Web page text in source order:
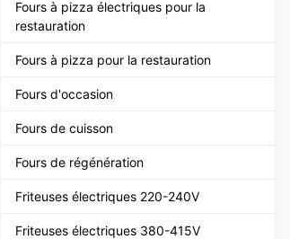
Fours à pizza électriques pour la
restauration
Fours à pizza pour la restauration
Fours d'occasion
Fours de cuisson
Fours de régénération
Friteuses électriques 220-240V
Friteuses électriques 380-415V